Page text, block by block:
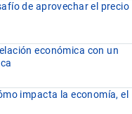
de aprovechar el precio
económica con un
impacta la economía, el